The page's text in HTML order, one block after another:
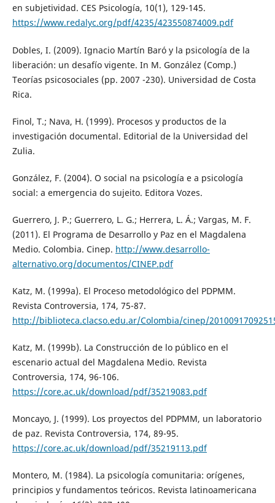
en subjetividad. CES Psicología, 10(1), 129-145.
https://www.redalyc.org/pdf/4235/423550874009.pdf
Dobles, I. (2009). Ignacio Martín Baró y la psicología de la
liberación: un desafío vigente. In M. González (Comp.)
Teorías psicosociales (pp. 2007 -230). Universidad de Costa
Rica.
Finol, T.; Nava, H. (1999). Procesos y productos de la
investigación documental. Editorial de la Universidad del
Zulia.
González, F. (2004). O social na psicología e a psicología
social: a emergencia do sujeito. Editora Vozes.
Guerrero, J. P.; Guerrero, L. G.; Herrera, L. Á.; Vargas, M. F.
(2011). El Programa de Desarrollo y Paz en el Magdalena
Medio. Colombia. Cinep. http://www.desarrollo-
alternativo.org/documentos/CINEP.pdf
Katz, M. (1999a). El Proceso metodológico del PDPMM.
Revista Controversia, 174, 75-87.
http://biblioteca.clacso.edu.ar/Colombia/cinep/
Katz, M. (1999b). La Construcción de lo público en el
escenario actual del Magdalena Medio. Revista
Controversia, 174, 96-106.
https://core.ac.uk/download/pdf/35219083.pdf
Moncayo, J. (1999). Los proyectos del PDPMM, un laboratorio
de paz. Revista Controversia, 174, 89-95.
https://core.ac.uk/download/pdf/35219113.pdf
Montero, M. (1984). La psicología comunitaria: orígenes,
principios y fundamentos teóricos. Revista latinoamericana